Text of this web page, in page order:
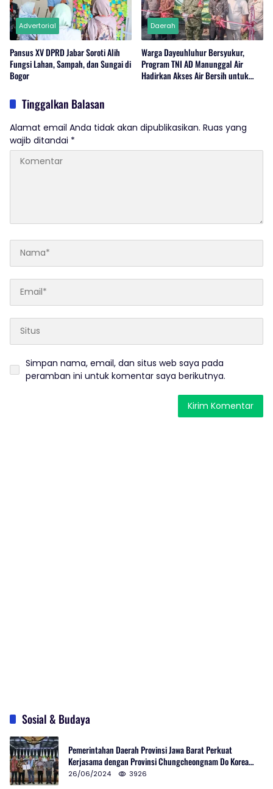
Advertorial
Pansus XV DPRD Jabar Soroti Alih
Fungsi Lahan, Sampah, dan Sungai di
Bogor
Daerah
Warga Dayeuhluhur Bersyukur,
Program TNI AD Manunggal Air
Hadirkan Akses Air Bersih untuk
Tinggalkan Balasan
Alamat email Anda tidak akan dipublikasikan. Ruas yang
wajib ditandai *
Simpan nama, email, dan situs web saya pada
peramban ini untuk komentar saya berikutnya.
Sosial & Budaya
Pemerintahan Daerah Provinsi Jawa Barat Perkuat
Kerjasama dengan Provinsi Chungcheongnam Do Korea
Selatan
26/06/2024 3926